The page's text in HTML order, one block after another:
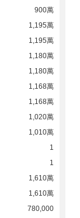
900萬
1,195萬
1,195萬
1,180萬
1,180萬
1,168萬
1,168萬
1,020萬
1,010萬
1
1
1,610萬
1,610萬
780,000